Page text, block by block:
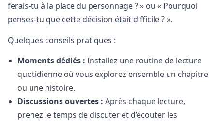
ferais-tu à la place du personnage ? » ou « Pourquoi
penses-tu que cette décision était difficile ? ».
Quelques conseils pratiques :
Moments dédiés : Installez une routine de lecture
quotidienne où vous explorez ensemble un chapitre
ou une histoire.
Discussions ouvertes : Après chaque lecture,
prenez le temps de discuter et d’écouter les